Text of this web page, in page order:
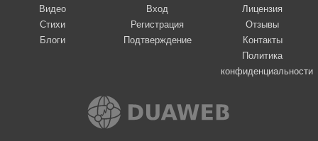
Видео
Стихи
Блоги
Вход
Регистрация
Подтверждение
Лицензия
Отзывы
Контакты
Политика
конфиденциальности